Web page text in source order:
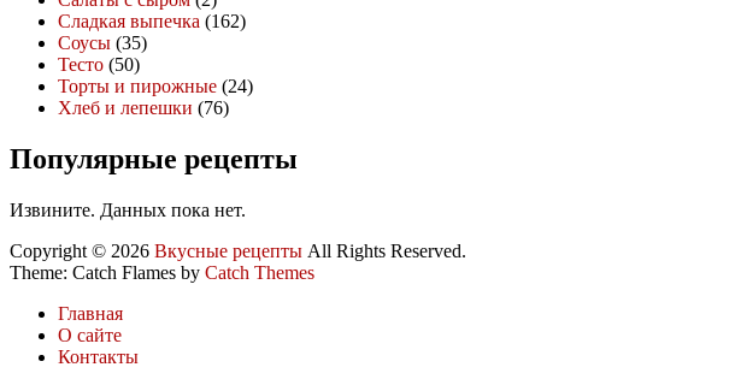
Сладкая выпечка (162)
Соусы (35)
Тесто (50)
Торты и пирожные (24)
Хлеб и лепешки (76)
Популярные рецепты
Извините. Данных пока нет.
Copyright © 2026 Вкусные рецепты All Rights Reserved.
Theme: Catch Flames by Catch Themes
Главная
О сайте
Контакты